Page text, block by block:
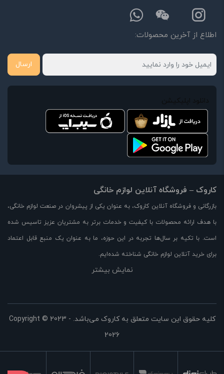
اطلاع از آخرین محصولات:
ارسال
کاروک – فروشگاه آنلاین لوازم خانگی
بازرگانی و فروشگاه آنلاین کاروک، به عنوان یکی از پیشروان در صنعت لوازم خانگی،
با هدف ارائه محصولات با کیفیت و خدمات برتر به مشتریان عزیز تاسیس شده
است. با تکیه بر سال‌ها تجربه در این حوزه، ما به عنوان یک منبع قابل اعتماد
برای خرید آنلاین لوازم خانگی شناخته شده‌ایم.
در وبسایت کاروک، مجموعه‌ای بزرگ از لوازم خانگی با کیفیت بالا را با قیمت مناسب
فروشگاه ما می‌توان به لوازم آشپزخانه، لوازم برقی، لوازم خوراکی، لوازم تهویه و
سرمایش، لوازم خانه و دکوراسیون و بسیاری از محصولات دیگر اشاره کرد.
ما با همت و تلاش برای ارائه بهترین تجربه خرید آنلاین، بر رضایت مشتریانمان
تمرکز می‌کنیم. به همین دلیل، محصولات ما تنها از برندهای معتبر و معروف با
نمایش بیشتر
کلیه حقوق این سایت متعلق به کاروک می‌باشد. Copyright © 2023 -
2026